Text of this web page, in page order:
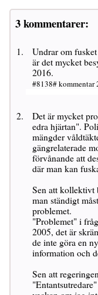
3 kommentarer:
Undrar om
är det mycket
2016.
#8138# kommentar
Det är mycket
edra hjärtan".
mängder
gängrelaterade
förvånande att
där man kan
Sen att kollektivt
man ständigt
problemet.
"Problemet" i
2005, det är
de inte göra en
information och
Sen att